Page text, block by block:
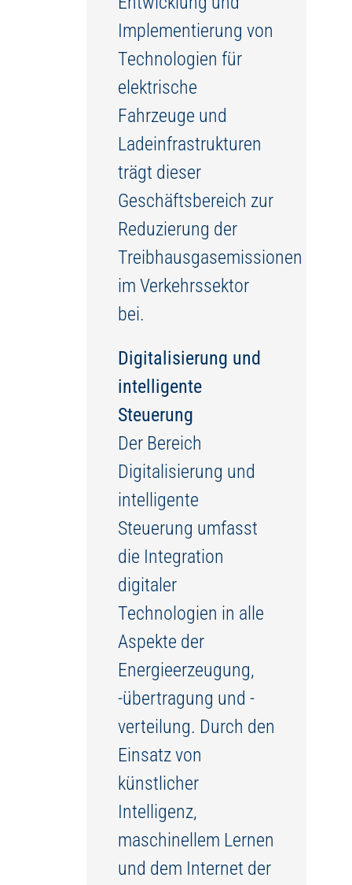
Implementierung von
Technologien für
elektrische
Fahrzeuge und
Ladeinfrastrukturen
trägt dieser
Geschäftsbereich zur
Reduzierung der
Treibhausgasemissionen
im Verkehrssektor
bei.
Digitalisierung und
intelligente
Steuerung
Der Bereich
Digitalisierung und
intelligente
Steuerung umfasst
die Integration
digitaler
Technologien in alle
Aspekte der
Energieerzeugung,
-übertragung und -
verteilung. Durch den
Einsatz von
künstlicher
Intelligenz,
maschinellem Lernen
und dem Internet der